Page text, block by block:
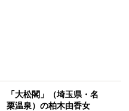
「大松閣」（埼玉県・名
栗温泉）の柏木由香女